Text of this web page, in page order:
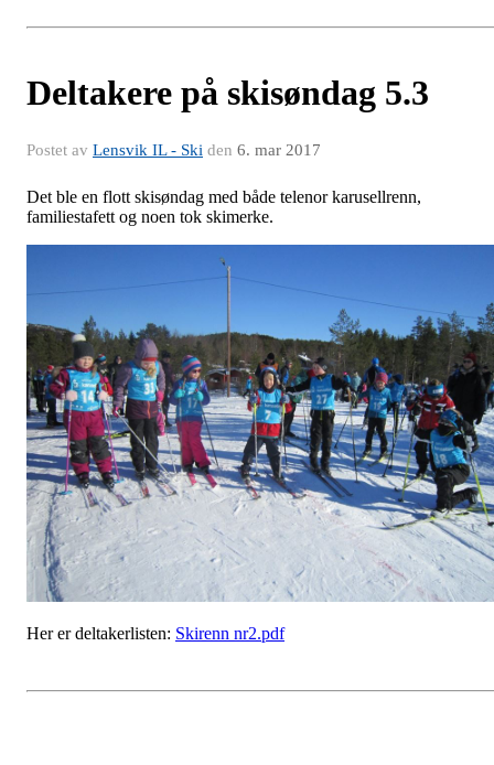
Deltakere på skisøndag 5.3
Postet av Lensvik IL - Ski den 6. mar 2017
Det ble en flott skisøndag med både telenor karusellrenn,
familiestafett og noen tok skimerke.
Her er deltakerlisten: Skirenn nr2.pdf